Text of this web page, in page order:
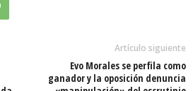
Artículo siguiente
Evo Morales se perfila como
ganador y la oposición denuncia